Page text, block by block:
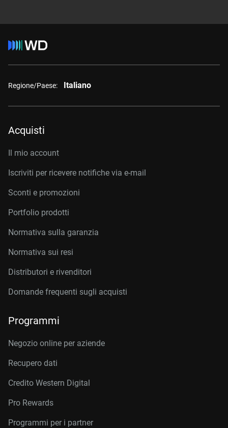
Regione/Paese: Italiano
Acquisti
Il mio account
Iscriviti per ricevere notifiche via e-mail
Sconti e promozioni
Portfolio prodotti
Normativa sulla garanzia
Normativa sui resi
Distributori e rivenditori
Domande frequenti sugli acquisti
Programmi
Negozio online per aziende
Recupero dati
Credito Western Digital
Pro Rewards
Programmi per i partner